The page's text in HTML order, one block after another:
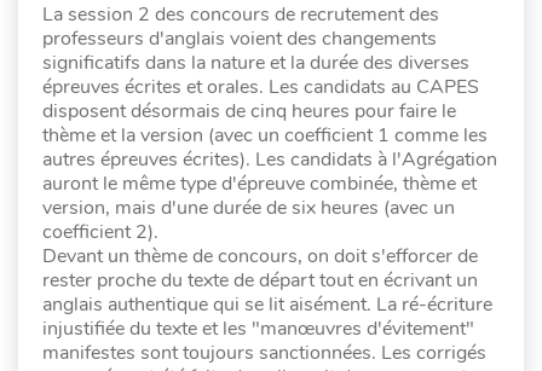
La session 2 des concours de recrutement des
professeurs d'anglais voient des changements
significatifs dans la nature et la durée des diverses
épreuves écrites et orales. Les candidats au CAPES
disposent désormais de cinq heures pour faire le
thème et la version (avec un coefficient 1 comme les
autres épreuves écrites). Les candidats à l'Agrégation
auront le même type d'épreuve combinée, thème et
version, mais d'une durée de six heures (avec un
coefficient 2).
Devant un thème de concours, on doit s'efforcer de
rester proche du texte de départ tout en écrivant un
anglais authentique qui se lit aisément. La ré-écriture
injustifiée du texte et les "manœuvres d'évitement"
manifestes sont toujours sanctionnées. Les corrigés